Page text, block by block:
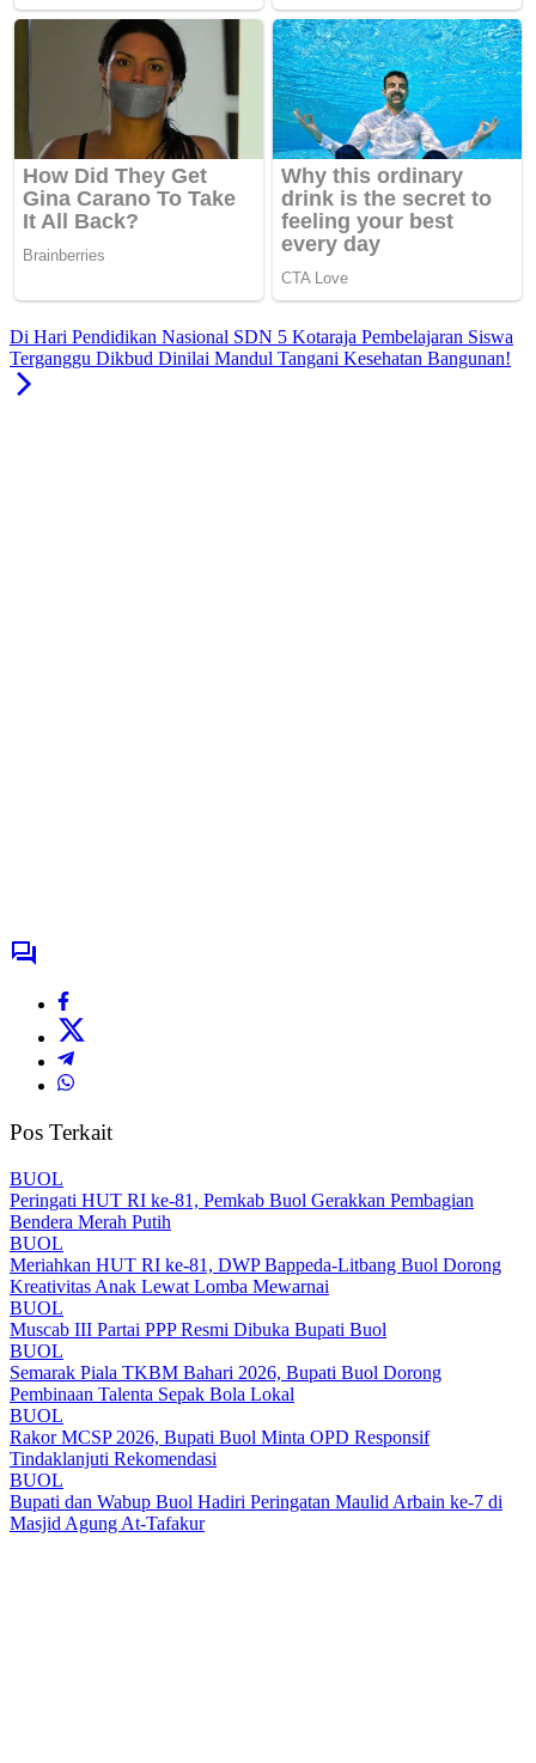
Di Hari Pendidikan Nasional SDN 5 Kotaraja Pembelajaran Siswa
Terganggu Dikbud Dinilai Mandul Tangani Kesehatan Bangunan!
Pos Terkait
BUOL
Peringati HUT RI ke-81, Pemkab Buol Gerakkan Pembagian
Bendera Merah Putih
BUOL
Meriahkan HUT RI ke-81, DWP Bappeda-Litbang Buol Dorong
Kreativitas Anak Lewat Lomba Mewarnai
BUOL
Muscab III Partai PPP Resmi Dibuka Bupati Buol
BUOL
Semarak Piala TKBM Bahari 2026, Bupati Buol Dorong
Pembinaan Talenta Sepak Bola Lokal
BUOL
Rakor MCSP 2026, Bupati Buol Minta OPD Responsif
Tindaklanjuti Rekomendasi
BUOL
Bupati dan Wabup Buol Hadiri Peringatan Maulid Arbain ke-7 di
Masjid Agung At-Tafakur